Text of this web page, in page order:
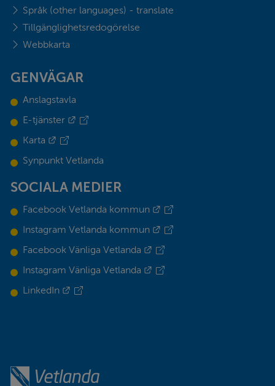
Språk (other languages) - translate
Tillgänglighetsredogörelse
Webbkarta
GENVÄGAR
Anslagstavla
E-tjänster
Länk till annan webbplats.
Karta
Länk till annan webbplats.
Synpunkt Vetlanda
SOCIALA MEDIER
Facebook Vetlanda kommun
Länk till annan webbplats.
Instagram Vetlanda kommun
Länk till annan webbplats.
Facebook Vänliga Vetlanda
Länk till annan webbplats.
Instagram Vänliga Vetlanda
Länk till annan webbplats.
LinkedIn
Länk till annan webbplats.